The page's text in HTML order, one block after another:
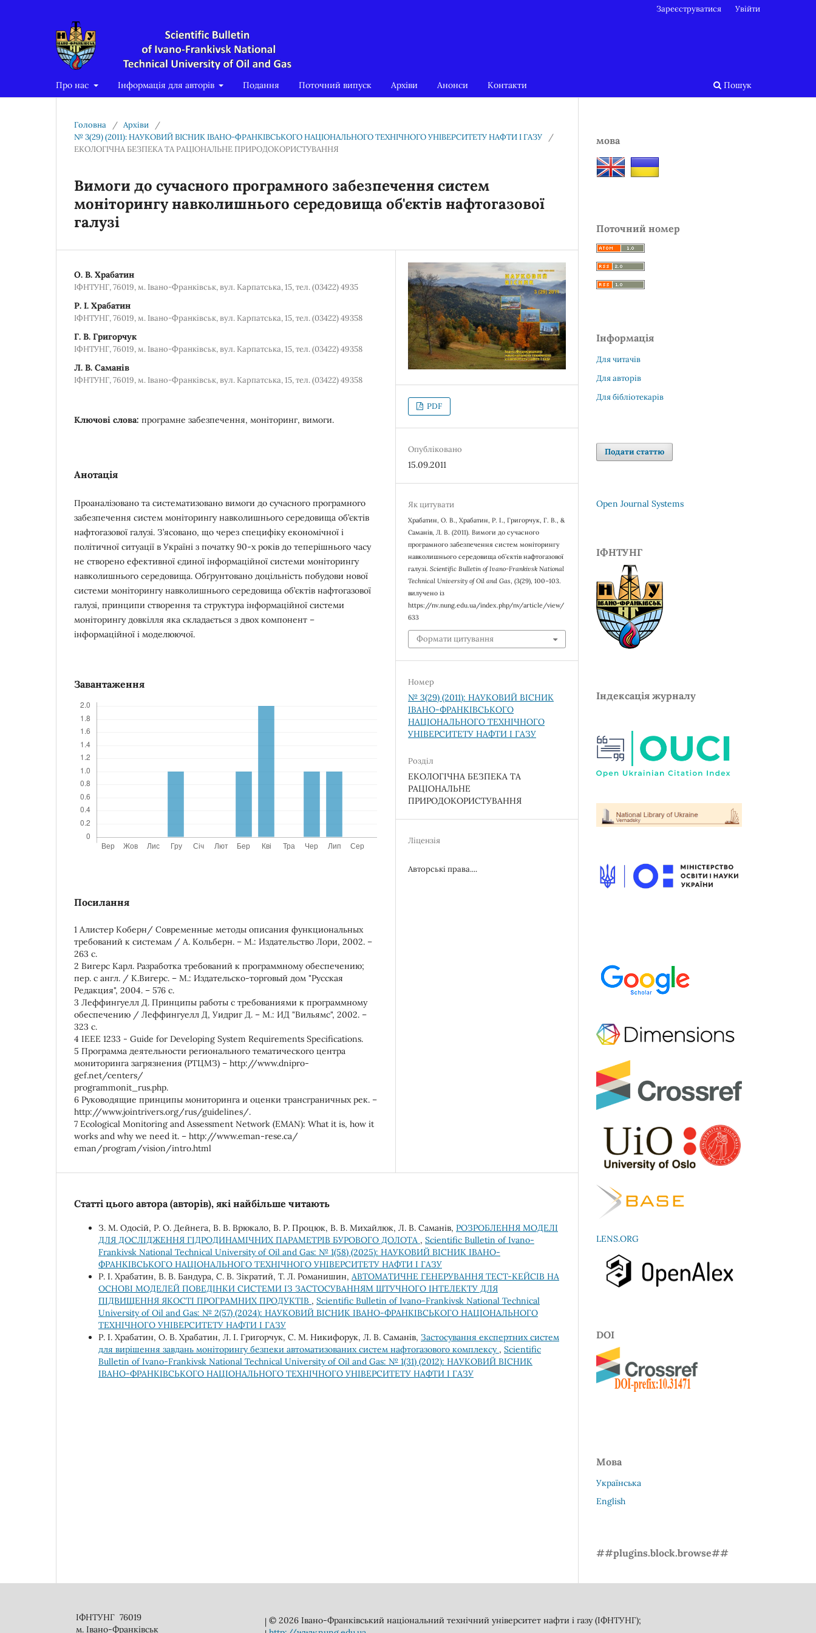
Про нас Інформація для авторів Подання Поточний випуск Архіви Анонси Контакти Пошук
Зареєструватися Увійти
Головна / Архіви
/
№ 3(29) (2011): НАУКОВИЙ ВІСНИК ІВАНО-ФРАНКІВСЬКОГО НАЦІОНАЛЬНОГО ТЕХНІЧНОГО УНІВЕРСИТЕТУ НАФТИ І ГАЗУ
/
ЕКОЛОГІЧНА БЕЗПЕКА ТА РАЦІОНАЛЬНЕ ПРИРОДОКОРИСТУВАННЯ
Вимоги до сучасного програмного забезпечення систем
моніторингу навколишнього середовища об'єктів нафтогазової
галузі
О. В. Храбатин
ІФНТУНГ, 76019, м. Івано-Франківськ, вул. Карпатська, 15, тел. (03422) 4935
Р. І. Храбатин
ІФНТУНГ, 76019, м. Івано-Франківськ, вул. Карпатська, 15, тел. (03422) 49358
Г. В. Григорчук
ІФНТУНГ, 76019, м. Івано-Франківськ, вул. Карпатська, 15, тел. (03422) 49358
Л. В. Саманів
ІФНТУНГ, 76019, м. Івано-Франківськ, вул. Карпатська, 15, тел. (03422) 49358
Ключові слова: програмне забезпечення, моніторинг, вимоги.
Анотація
Проаналізовано та систематизовано вимоги до сучасного програмного
забезпечення систем моніторингу навколишнього середовища об’єктів
нафтогазової галузі. З’ясовано, що через специфіку економічної і
політичної ситуації в Україні з початку 90-х років до теперішнього часу
не створено ефективної єдиної інформаційної системи моніторингу
навколишнього середовища. Обґрунтовано доцільність побудови нової
системи моніторингу навколишнього середовища об’єктів нафтогазової
галузі, принципи створення та структура інформаційної системи
моніторингу довкілля яка складається з двох компонент –
інформаційної і моделюючої.
Завантаження
Посилання
1 Алистер Коберн/ Современные методы описания функциональных
требований к системам / А. Кольберн. – М.: Издательство Лори, 2002. –
263 с.
2 Вигерс Карл. Разработка требований к программному обеспечению;
пер. с англ. / К.Вигерс. – М.: Издательско-торговый дом "Русская
Редакция", 2004. – 576 с.
3 Леффингуелл Д. Принципы работы с требованиями к программному
обеспечению / Леффингуелл Д, Уидриг Д. – М.: ИД "Вильямс", 2002. –
323 с.
4 IEEE 1233 - Guide for Developing System Requirements Specifications.
5 Программа деятельности регионального тематического центра
мониторинга загрязнения (РТЦМЗ) – http://www.dnipro-
gef.net/centers/
programmonit_rus.php.
6 Руководящие принципы мониторинга и оценки трансграничных рек. –
http://www.jointrivers.org/rus/guidelines/.
7 Ecological Monitoring and Assessment Network (EMAN): What it is, how it
works and why we need it. – http://www.eman-rese.ca/
eman/program/vision/intro.html
PDF
Опубліковано
15.09.2011
Як цитувати
Храбатин, О. В., Храбатин, Р. І., Григорчук, Г. В., &
Саманів, Л. В. (2011). Вимоги до сучасного
програмного забезпечення систем моніторингу
навколишнього середовища об’єктів нафтогазової
галузі.Scientific Bulletin of Ivano-Frankivsk National
Technical University of Oil and Gas, (3(29), 100–103.
вилучено із
https://nv.nung.edu.ua/index.php/nv/article/view/
633
Формати цитування
Номер
№ 3(29) (2011): НАУКОВИЙ ВІСНИК
ІВАНО-ФРАНКІВСЬКОГО
НАЦІОНАЛЬНОГО ТЕХНІЧНОГО
УНІВЕРСИТЕТУ НАФТИ І ГАЗУ
Розділ
ЕКОЛОГІЧНА БЕЗПЕКА ТА
РАЦІОНАЛЬНЕ
ПРИРОДОКОРИСТУВАННЯ
Ліцензія
Авторські права....
Статті цього автора (авторів), які найбільше читають
З. М. Одосій, Р. O. Дейнега, В. В. Врюкало, В. Р. Процюк, В. В. Михайлюк, Л. В. Саманів, РОЗРОБЛЕННЯ МОДЕЛІ
ДЛЯ ДОСЛІДЖЕННЯ ГІДРОДИНАМІЧНИХ ПАРАМЕТРІВ БУРОВОГО ДОЛОТА , Scientific Bulletin of Ivano-
Frankivsk National Technical University of Oil and Gas: № 1(58) (2025): НАУКОВИЙ ВІСНИК ІВАНО-
ФРАНКІВСЬКОГО НАЦІОНАЛЬНОГО ТЕХНІЧНОГО УНІВЕРСИТЕТУ НАФТИ І ГАЗУ
Р. І. Храбатин, В. В. Бандура, С. В. Зікратий, Т. Л. Романишин, АВТОМАТИЧНЕ ГЕНЕРУВАННЯ ТЕСТ-КЕЙСІВ НА
ОСНОВІ МОДЕЛЕЙ ПОВЕДІНКИ СИСТЕМИ ІЗ ЗАСТОСУВАННЯМ ШТУЧНОГО ІНТЕЛЕКТУ ДЛЯ
ПІДВИЩЕННЯ ЯКОСТІ ПРОГРАМНИХ ПРОДУКТІВ , Scientific Bulletin of Ivano-Frankivsk National Technical
University of Oil and Gas: № 2(57) (2024): НАУКОВИЙ ВІСНИК ІВАНО-ФРАНКІВСЬКОГО НАЦІОНАЛЬНОГО
ТЕХНІЧНОГО УНІВЕРСИТЕТУ НАФТИ І ГАЗУ
Р. І. Храбатин, О. В. Храбатин, Л. І. Григорчук, С. М. Никифорук, Л. В. Саманів, Застосування експертних систем
для вирішення завдань моніторингу безпеки автоматизованих систем нафтогазового комплексу , Scientific
Bulletin of Ivano-Frankivsk National Technical University of Oil and Gas: № 1(31) (2012): НАУКОВИЙ ВІСНИК
ІВАНО-ФРАНКІВСЬКОГО НАЦІОНАЛЬНОГО ТЕХНІЧНОГО УНІВЕРСИТЕТУ НАФТИ І ГАЗУ
мова
Поточний номер
Інформація
Для читачів
Для авторів
Для бібліотекарів
Подати статтю
Open Journal Systems
ІФНТУНГ
Індексація журналу
LENS.ORG
DOI
Мова
Українська
English
##plugins.block.browse##
ІФНТУНГ 76019
м. Івано-Франківськ
| © 2026 Івано-Франківський національний технічний університет нафти і газу (ІФНТУНГ);